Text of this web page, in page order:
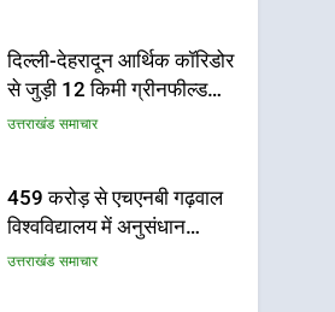
दिल्ली-देहरादून आर्थिक कॉरिडोर
से जुड़ी 12 किमी ग्रीनफील्ड
बाईपास परियोजना का डीएम ने
करने के निर्देश, सुरक्षा मानकों से
कोई समझौता नहींः डीएम
उत्तराखंड समाचार
459 करोड़ से एचएनबी गढ़वाल
विश्वविद्यालय में अनुसंधान
संरचना होगी सुदृढ
उत्तराखंड समाचार